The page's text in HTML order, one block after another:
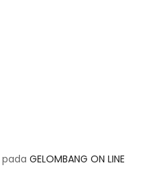
pada GELOMBANG ON LINE